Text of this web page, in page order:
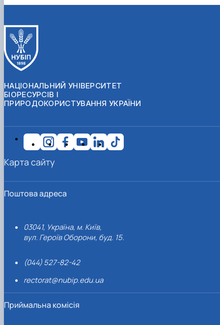
НАЦІОНАЛЬНИЙ УНІВЕРСИТЕТ
БІОРЕСУРСІВ І
ПРИРОДОКОРИСТУВАННЯ УКРАЇНИ
Поштова адреса
03041, Україна, м. Київ,
вул. Героїв Оборони, буд. 15.
(044) 527-82-42
rectorat@nubip.edu.ua
Приймальна комісія
Карта сайту